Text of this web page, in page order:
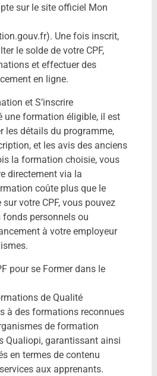
sur le site officiel Mon
Une fois inscrit,
le solde de votre CPF,
et effectuer des
en ligne.
et S’inscrire
une formation éligible, il est
les détails du programme,
et les avis des anciens
la formation choisie, vous
directement via la
coûte plus que le
votre CPF, vous pouvez
personnels ou
à votre employeur
pour se Former dans le
de Qualité
à des formations reconnues
de formation
Qualiopi, garantissant ainsi
en termes de contenu
aux apprenants.